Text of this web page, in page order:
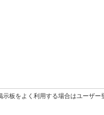
板をよく利用する場合はユーザ